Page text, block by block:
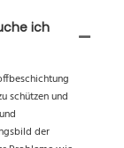
ich
schützen und
der